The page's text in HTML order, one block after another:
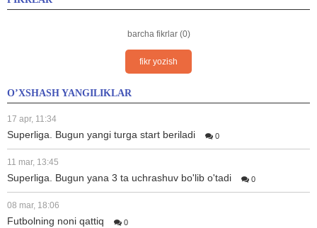
barcha fikrlar (0)
fikr yozish
O’XSHASH YANGILIKLAR
17 apr, 11:34
Superliga. Bugun yangi turga start beriladi 0
11 mar, 13:45
Superliga. Bugun yana 3 ta uchrashuv bo'lib o'tadi 0
08 mar, 18:06
Futbolning noni qattiq 0